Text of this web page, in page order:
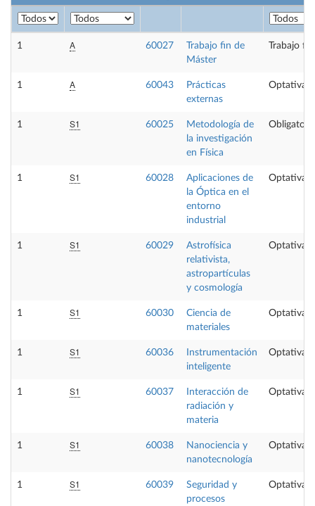
1 A 60027
Trabajo fin de
Máster
Trabajo
1 A 60043
Prácticas
externas
Optativa
1 S1 60025
Metodología de
la investigación
en Física
Obligatoria
1 S1 60028
Aplicaciones de
la Óptica en el
entorno
industrial
Optativa
1 S1 60029
Astrofísica
relativista,
astropartículas
y cosmología
Optativa
1 S1 60030
Ciencia de
materiales
Optativa
1 S1 60036
Instrumentación
inteligente
Optativa
1 S1 60037
Interacción de
radiación y
materia
Optativa
1 S1 60038
Nanociencia y
nanotecnología
Optativa
1 S1 60039
Seguridad y
procesos
Optativa